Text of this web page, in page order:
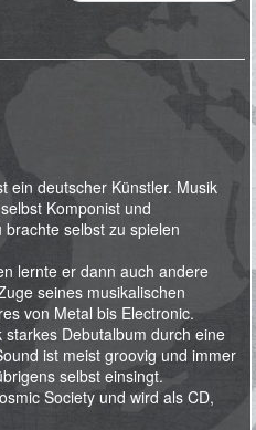
ein deutscher Künstler. Musik
Komponist und
selbst zu spielen
lernte er dann auch andere
seines musikalischen
von Metal bis Electronic.
Debutalbum durch eine
ist meist groovig und immer
selbst einsingt.
Society und wird als CD,